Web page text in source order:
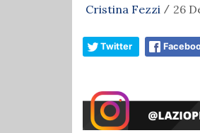
Cristina Fezzi / 26
Twitter